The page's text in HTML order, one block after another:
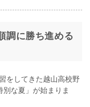
調に勝ち進める
をしてきた越山高校野
な夏」が始まりま